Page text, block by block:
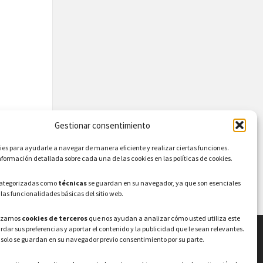
Gestionar consentimiento
para ayudarle a navegar de manera eficiente y realizar ciertas funciones.
detallada sobre cada una de las cookies en las políticas de cookies.
como técnicas se guardan en su navegador, ya que son esenciales
funcionalidades básicas del sitio web.
cookies de terceros que nos ayudan a analizar cómo usted utiliza este
sus preferencias y aportar el contenido y la publicidad que le sean relevantes.
solo se guardan en su navegador previo consentimiento por su parte.